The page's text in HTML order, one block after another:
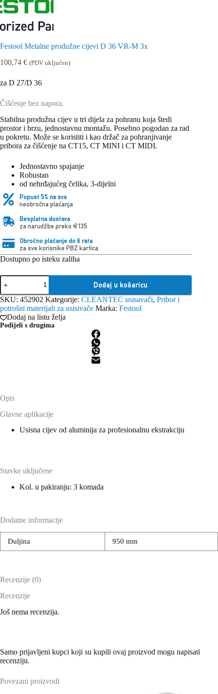
Festool Metalne produžne cijevi D 36 VR-M 3x
100,74 € (PDV uključen)
za D 27/D 36
Čišćenje bez napora.
Stabilna produžna cijev u tri dijela za pohranu koja štedi
prostor i brzu, jednostavnu montažu. Posebno pogodan za rad
u pokretu. Može se koristiti i kao držač za pohranjivanje
pribora za čišćenje na CT15, CT MINI i CT MIDI.
Jednostavno spajanje
Robustan
od nehrđajućeg čelika, 3-dijelni
Popust 5% na sva
neobročna plaćanja
Besplatna dostava
za narudžbe preko €135
Obročno plaćanje do 6 rata
za sve korisnike PBZ kartica
Dostupno po isteku zaliha
Festool
Metalne
produžne
cijevi
D
36
VR-
Dodaj u košaricu
SKU: 452902 Kategorije: CLEANTEC usisavači, Pribor i
potrošni materijali za usisivače Marka: Festool
Dodaj na listu želja
Podijeli s drugima
Opis
Glavne aplikacije
Usisna cijev od aluminija za profesionalnu ekstrakciju
Stavke uključene
Kol. u pakiranju: 3 komada
Dodatne informacije
Duljina 950 mm
Recenzije (0)
Recenzije
Još nema recenzija.
Samo prijavljeni kupci koji su kupili ovaj proizvod mogu napisati
recenziju.
Povezani proizvodi